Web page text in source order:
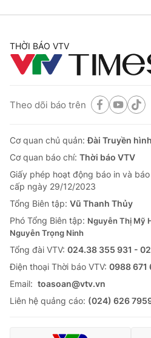
® Cấm sao chép dưới mọi hình
thông tin từ website này.
THỜI BÁO VTV
Theo dõi báo trên
Cơ quan chủ quản:Đài Truyền
Cơ quan báo chí: Thời báo VTV
Giấy phép hoạt động báo in và
cấp ngày 29/12/2023
Tổng Biên tập: Vũ Thanh Thủy
Phó Tổng Biên tập: Nguyễn Thị Mỹ
Nguyễn Trọng Ninh
Tổng đài VTV: 024.38 355 931 -
Ðiện thoại Thời báo VTV: 0988 671
Email: toasoan@vtv.vn
Liên hệ quảng cáo: (024) 626